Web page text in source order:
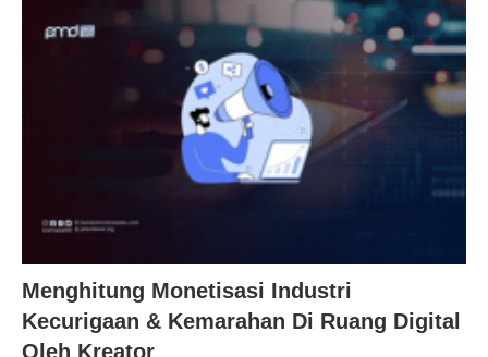
Menghitung Monetisasi Industri
Kecurigaan & Kemarahan Di Ruang Digital
Oleh Kreator